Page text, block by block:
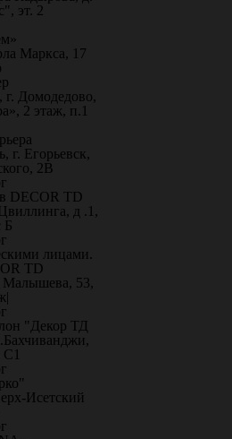
эт. 2
Маркса, 17
г. Домодедово,
2 этаж, п.1
г. Егорьевск,
2В
DECOR TD
д .1,
Б
лицами.
TD
Малышева, 53,
"Декор ТД
С1
Исетский